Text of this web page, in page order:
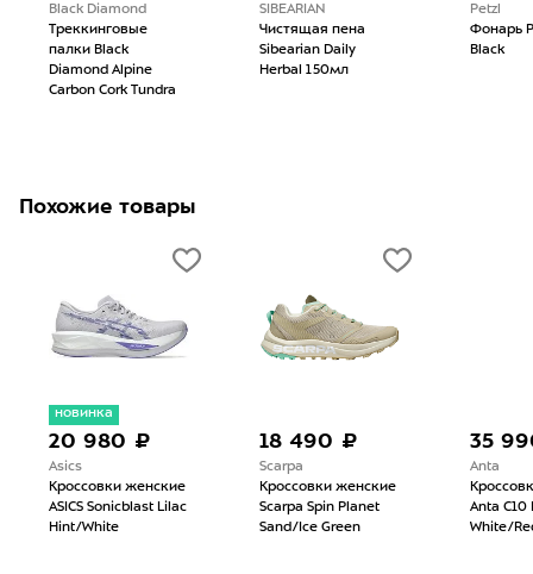
Black Diamond
Треккинговые
палки Black
Diamond Alpine
Carbon Cork Tundra
SIBEARIAN
Чистящая пена
Sibearian Daily
Herbal 150мл
Petzl
Фонарь
Black
Похожие товары
новинка
20 980 ₽
Asics
Кроссовки женские
ASICS Sonicblast Lilac
Hint/White
18 490 ₽
Scarpa
Кроссовки женские
Scarpa Spin Planet
Sand/Ice Green
35
Anta
Anta C10
White/